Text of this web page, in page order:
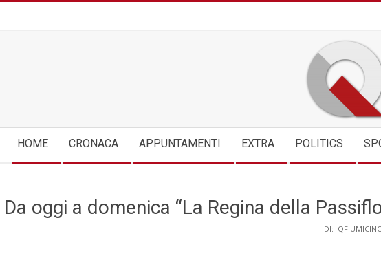
Navigation
Menu
HOME CRONACA APPUNTAMENTI EXTRA POLITICS
Da oggi a domenica “La Regina della
DI: